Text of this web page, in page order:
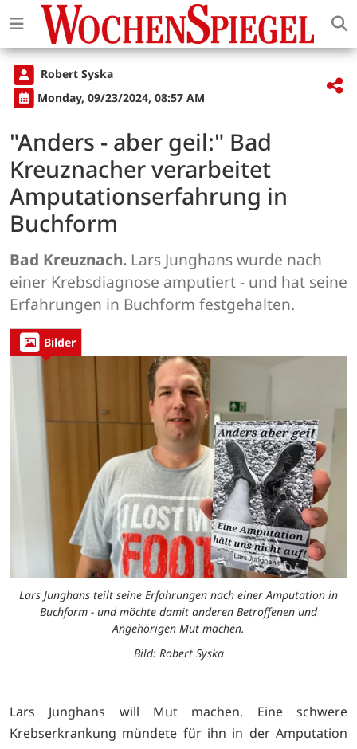
Robert Syska
Monday, 09/23/2024, 08:57 AM
"Anders - aber geil:" Bad
Kreuznacher verarbeitet
Amputationserfahrung in
Buchform
Bad Kreuznach. Lars Junghans wurde nach
einer Krebsdiagnose amputiert - und hat seine
Erfahrungen in Buchform festgehalten.
Bilder
Lars Junghans teilt seine Erfahrungen nach einer Amputation in
Buchform - und möchte damit anderen Betroffenen und
Angehörigen Mut machen.
Bild: Robert Syska
Lars Junghans will Mut machen. Eine schwere
Krebserkrankung mündete für ihn in der Amputation